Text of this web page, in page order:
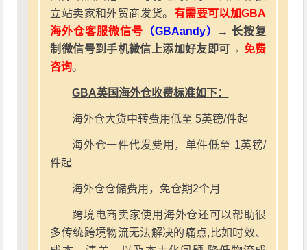
立站卖家和外贸商发货。 有需要可以加GBA
海外仓客服微信号 （GBAandy）
→ 长按复
制微信号到手机微信上添加好友即可→ 免费
咨询。
GBA英国海外仓收费标准如下：
海外仓大货中转费用低至 5英镑/件起
海外仓一件代发费用，单件低至 1英镑/
件起
海外仓仓储费用，免仓期2个月
跨境电商卖家使用海外仓还可以帮助很
多传统跨境物流无法解决的痛点,比如时效、